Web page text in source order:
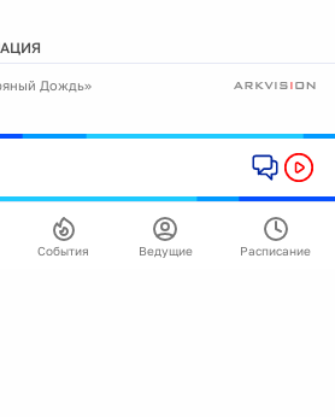
Дождь»
События Ведущие Расписание